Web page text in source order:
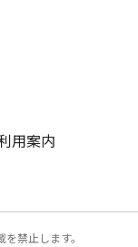
用案内
禁止します。